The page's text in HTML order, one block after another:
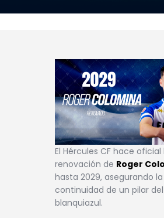
El Hércules CF hace oficial
renovación de Roger
hasta 2029, asegurando la
continuidad de un pilar
blanquiazul.